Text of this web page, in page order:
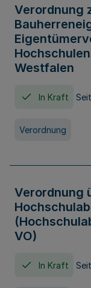
Verordnung
Westfalen
In Kraft
Verordnung
Verordnung
VO)
In Kraft